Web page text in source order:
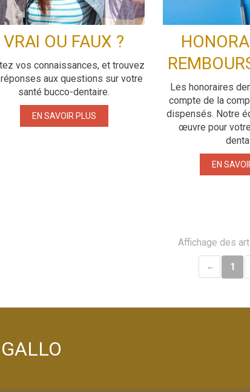
VRAI OU FAUX ?
vos connaissances, et trouvez
réponses aux questions sur votre
santé bucco-dentaire.
EN SAVOIR PLUS
Les honoraires
compte de la
dispensés. Notre
œuvre pour
EN
Affichage des
1